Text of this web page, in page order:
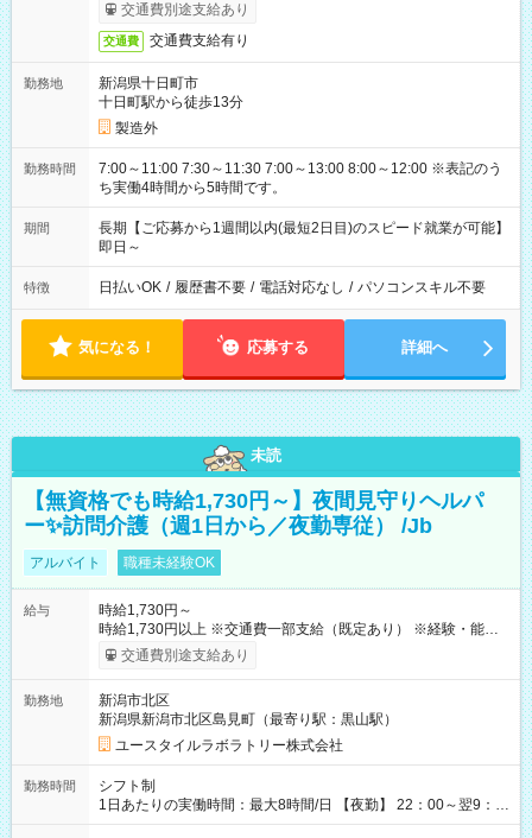
交通費別途支給あり
交通費 交通費支給有り
勤務地
新潟県十日町市
十日町駅から徒歩13分
製造外
勤務時間
7:00～11:00 7:30～11:30 7:00～13:00 8:00～12:00 ※表記のう
ち実働4時間から5時間です。
期間
長期【ご応募から1週間以内(最短2日目)のスピード就業が可能】
即日～
特徴 日払いOK / 履歴書不要 / 電話対応なし / パソコンスキル不要
気になる！ 応募する 詳細へ
未読
【無資格でも時給1,730円～】夜間見守りヘルパ
ー✨訪問介護（週1日から／夜勤専従） /Jb
アルバイト 職種未経験OK
給与
時給1,730円～
時給1,730円以上 ※交通費一部支給（既定あり） ※経験・能力を
考慮して決定します 【収入例】 週1回勤務の場合：1,730円×8時
間×4回=5万5,360円 週3回勤務の場合：1,730円×8時間×12回
月 ※ 雇用形態と給与に、本採用時と異なる部分があります。 雇
用形態：本採用時と同じです。 給与：時給 1,480円以上
交通費別途支給あり
勤務地
新潟市北区
新潟県新潟市北区島見町（最寄り駅：黒山駅）
ユースタイルラボラトリー株式会社
勤務時間
シフト制
1日あたりの実働時間：最大8時間/日 【夜勤】 22：00～翌9：
00 ※週1日～OK ／ 夜勤専従 ＊＊ 勤務時間例 ＊＊ ■22時か